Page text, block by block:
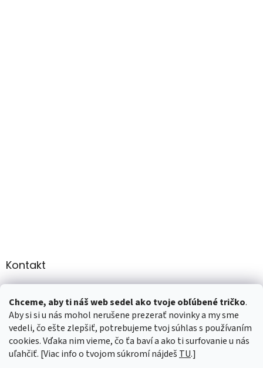
Chceme, aby ti náš web sedel ako tvoje obľúbené tričko.
Aby si si u nás mohol nerušene prezerať novinky a my sme
vedeli, čo ešte zlepšiť, potrebujeme tvoj súhlas s používaním
cookies. Vďaka nim vieme, čo ťa baví a ako ti surfovanie u nás
uľahčiť. [Viac info o tvojom súkromí nájdeš TU.]
Kontakt
+421 907947783